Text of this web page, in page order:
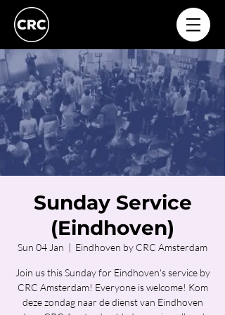
Sunday Service
(Eindhoven)
Sun 04 Jan
  |
Eindhoven by CRC Amsterdam
Join us this Sunday for Eindhoven's service by
CRC Amsterdam! Everyone is welcome! Kom
deze zondag naar de dienst van Eindhoven